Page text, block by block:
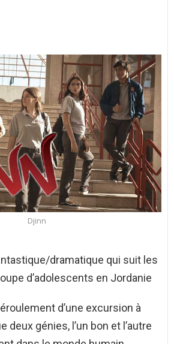
Djinn
dramatique qui suit les
d’adolescents en Jordanie
d’une excursion à
deux génies, l’un bon et l’autre